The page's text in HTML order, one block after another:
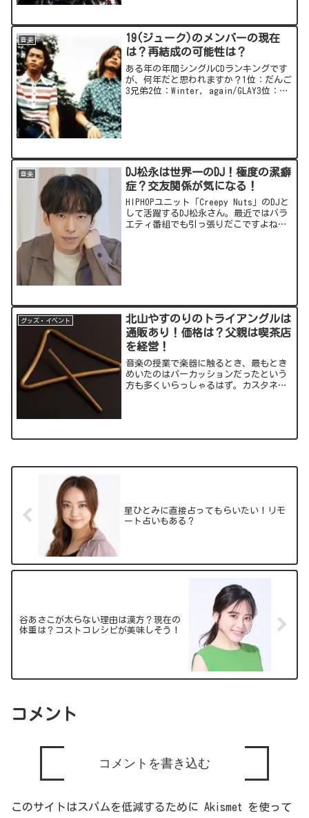
音楽
19(ジューク)のメンバーの現在
は？再結成の可能性は？
ある年の年間シングルCDランキングです
が、何年だと思われますか？1位：だんご
3兄弟2位：Winter, again/GLAY3位：
音楽
DJ松永は世界一のDJ！極度の潔癖
症？交友関係が気になる！
HIPHOPユニット「Creepy Nuts」のDJと
して活躍するDJ松永さん。最近ではバラ
エティ番組でも引っ張りだこですよね。
グッズ・イベント
北山やすのりのトライアングルは
通販あり！価格は？父親は喫茶店
を経営！
音楽の授業で楽器に触るとき、最もとき
めいたのはパーカッションだったという
方も多くいらっしゃるはず。カスタネッ
星ひとみに直接占ってもらいたい！リモ
ート占いもある？
谷あさこが太らない理由は漢方？現在の
体重は？コストコレシピが美味しそう！
コメント
コメントを書き込む
このサイトはスパムを低減するために Akismet を使って